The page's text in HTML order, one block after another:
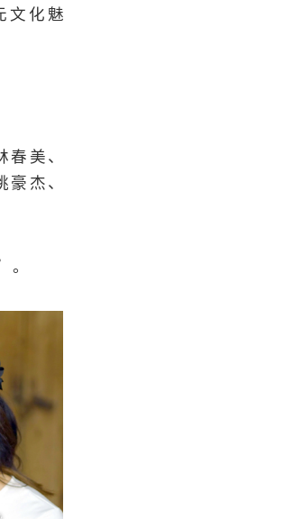
文化魅
美、
杰、